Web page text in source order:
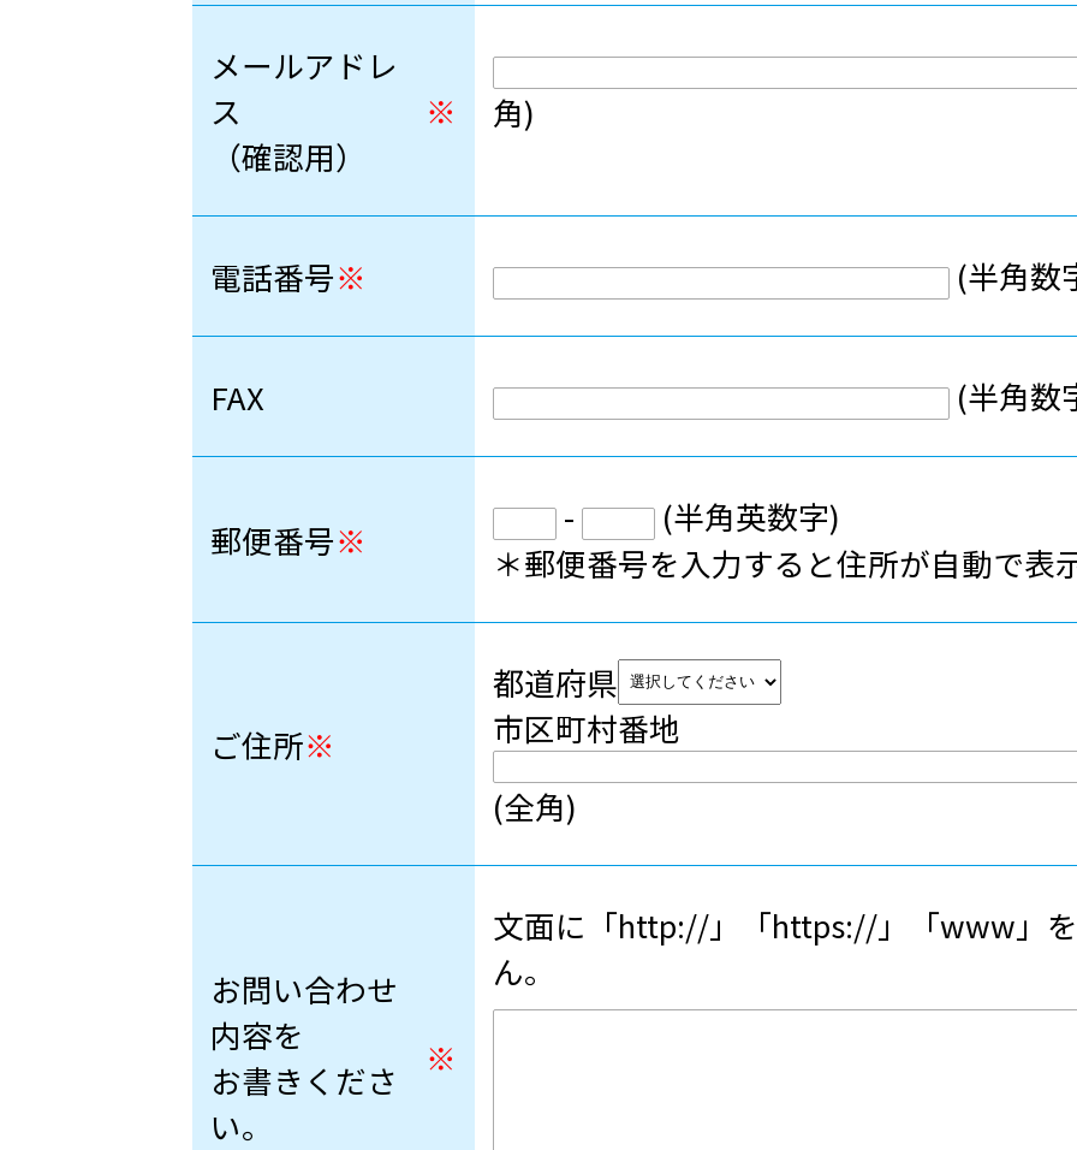
メールアドレ
ス
（確認用）
※
角)
電話番号※ (半角数
FAX (半角数
郵便番号※
-
(半角英数字)
＊郵便番号を入力すると住所が自動で表
ご住所※
都道府県
市区町村番地
(全角)
お問い合わせ
内容を
お書きくださ
い。
※
文面に「http://」「https://」「www」
ん。